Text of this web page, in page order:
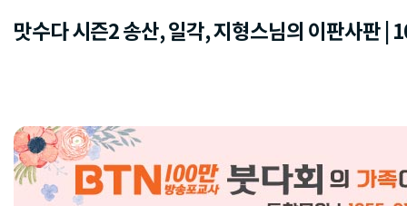
맛수다 시즌2 송산, 일각, 지형스님의 이판사판 |